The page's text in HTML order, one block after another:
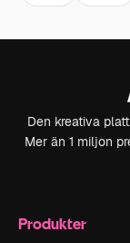
Den kreativa
Mer än 1 miljon
Produkter